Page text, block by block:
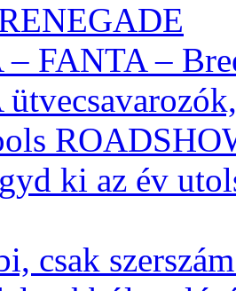
FANTA –
ki az év
csak